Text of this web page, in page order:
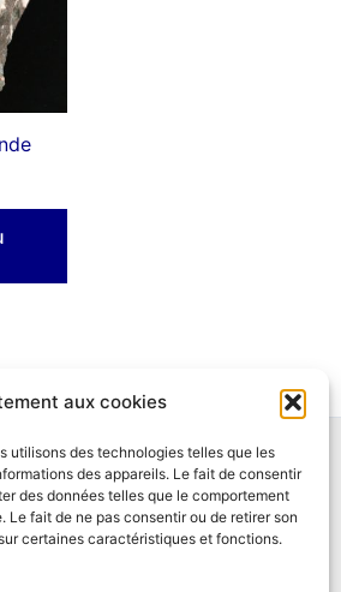
aux cookies
utilisons des technologies telles que les
des appareils. Le fait de consentir
des données telles que le comportement
fait de ne pas consentir ou de retirer son
certaines caractéristiques et fonctions.
Sociaux